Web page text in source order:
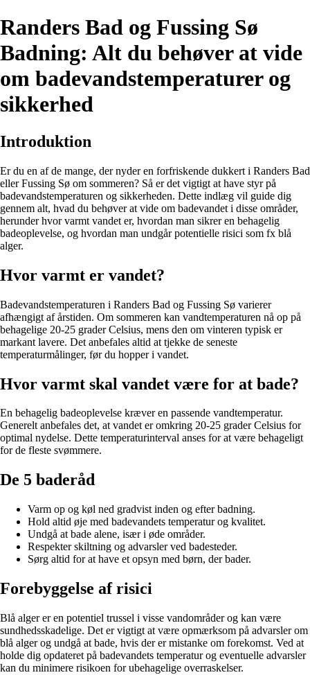
Randers Bad og Fussing Sø
Badning: Alt du behøver at vide
om badevandstemperaturer og
sikkerhed
Introduktion
Er du en af de mange, der nyder en forfriskende dukkert i Randers Bad
eller Fussing Sø om sommeren? Så er det vigtigt at have styr på
badevandstemperaturen og sikkerheden. Dette indlæg vil guide dig
gennem alt, hvad du behøver at vide om badevandet i disse områder,
herunder hvor varmt vandet er, hvordan man sikrer en behagelig
badeoplevelse, og hvordan man undgår potentielle risici som fx blå
alger.
Hvor varmt er vandet?
Badevandstemperaturen i Randers Bad og Fussing Sø varierer
afhængigt af årstiden. Om sommeren kan vandtemperaturen nå op på
behagelige 20-25 grader Celsius, mens den om vinteren typisk er
markant lavere. Det anbefales altid at tjekke de seneste
temperaturmålinger, før du hopper i vandet.
Hvor varmt skal vandet være for at bade?
En behagelig badeoplevelse kræver en passende vandtemperatur.
Generelt anbefales det, at vandet er omkring 20-25 grader Celsius for
optimal nydelse. Dette temperaturinterval anses for at være behageligt
for de fleste svømmere.
De 5 baderåd
Varm op og køl ned gradvist inden og efter badning.
Hold altid øje med badevandets temperatur og kvalitet.
Undgå at bade alene, især i øde områder.
Respekter skiltning og advarsler ved badesteder.
Sørg altid for at have et opsyn med børn, der bader.
Forebyggelse af risici
Blå alger er en potentiel trussel i visse vandområder og kan være
sundhedsskadelige. Det er vigtigt at være opmærksom på advarsler om
blå alger og undgå at bade, hvis der er mistanke om forekomst. Ved at
holde dig opdateret på badevandets temperatur og eventuelle advarsler
kan du minimere risikoen for ubehagelige overraskelser.